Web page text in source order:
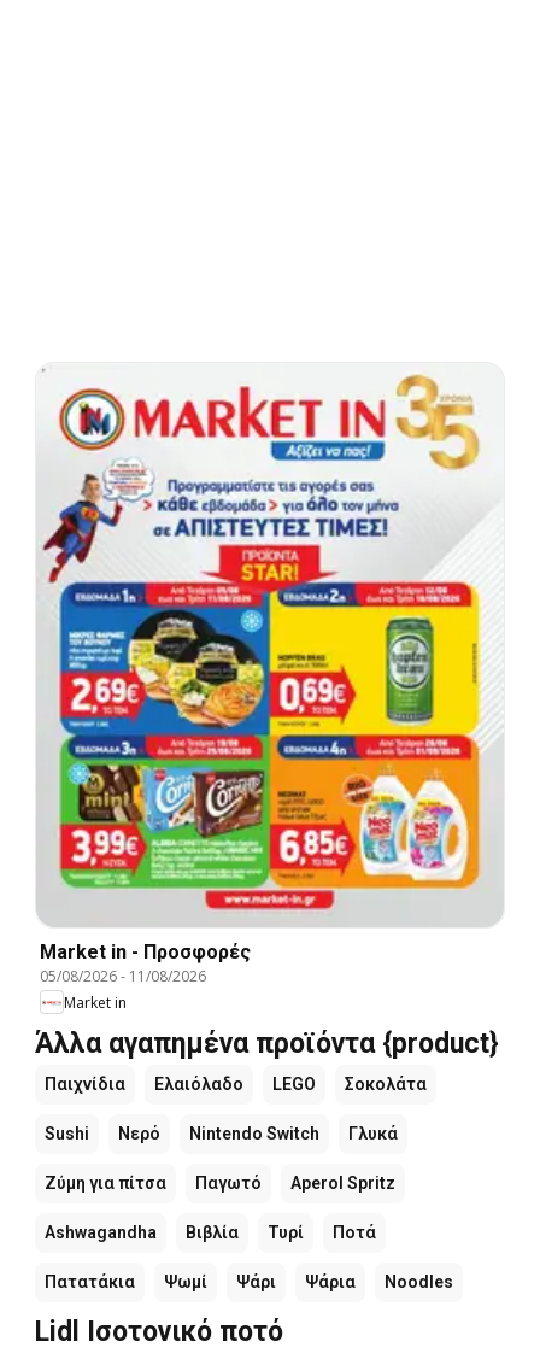
Market in - Προσφορές
05/08/2026- 11/08/2026
Market in
Άλλα αγαπημένα προϊόντα {product}
Παιχνίδια Ελαιόλαδο LEGO Σοκολάτα
Sushi Νερό Nintendo Switch Γλυκά
Ζύμη για πίτσα Παγωτό Aperol Spritz
Ashwagandha Βιβλία Τυρί Ποτά
Πατατάκια Ψωμί Ψάρι Ψάρια Noodles
Lidl Ισοτονικό ποτό